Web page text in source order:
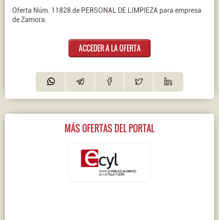
Oferta Núm. 11828 de PERSONAL DE LIMPIEZA para empresa
de Zamora.
ACCEDER A LA OFERTA
MÁS OFERTAS DEL PORTAL